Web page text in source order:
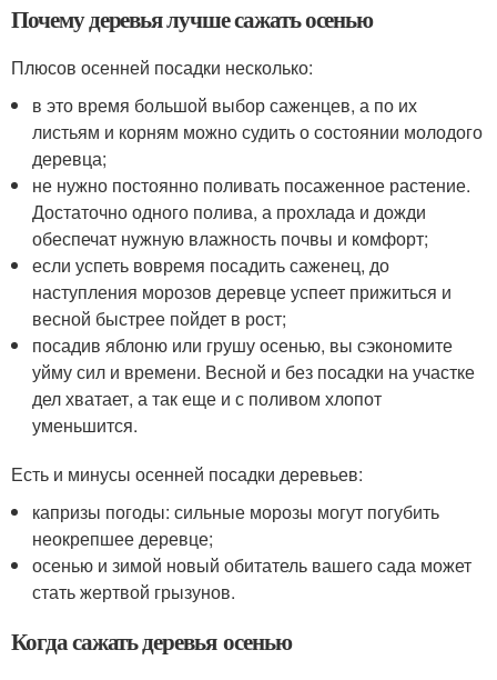
Почему деревья лучше сажать осенью
Плюсов осенней посадки несколько:
в это время большой выбор саженцев, а по их
листьям и корням можно судить о состоянии молодого
деревца;
не нужно постоянно поливать посаженное растение.
Достаточно одного полива, а прохлада и дожди
обеспечат нужную влажность почвы и комфорт;
если успеть вовремя посадить саженец, до
наступления морозов деревце успеет прижиться и
весной быстрее пойдет в рост;
посадив яблоню или грушу осенью, вы сэкономите
уйму сил и времени. Весной и без посадки на участке
дел хватает, а так еще и с поливом хлопот
уменьшится.
Есть и минусы осенней посадки деревьев:
капризы погоды: сильные морозы могут погубить
неокрепшее деревце;
осенью и зимой новый обитатель вашего сада может
стать жертвой грызунов.
Когда сажать деревья осенью